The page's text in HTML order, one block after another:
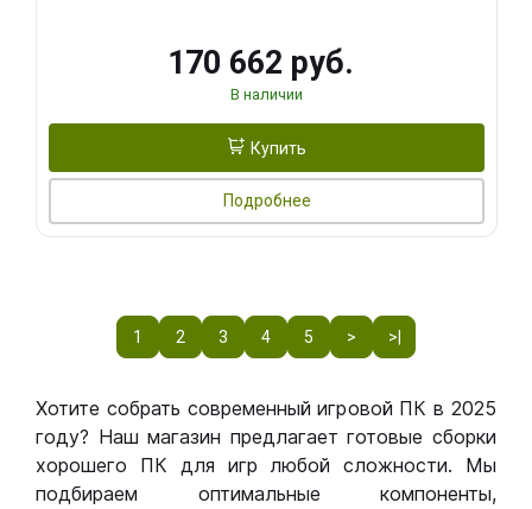
170 662 руб.
В наличии
Купить
Подробнее
1 2 3 4 5 > >|
Хотите собрать современный игровой ПК в 2025
году? Наш магазин предлагает готовые сборки
хорошего ПК для игр любой сложности. Мы
подбираем оптимальные компоненты,